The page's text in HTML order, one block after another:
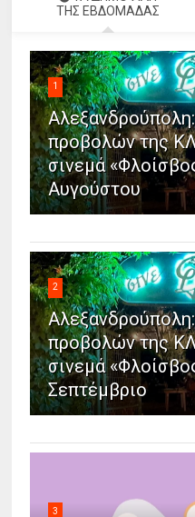
ΤΗΣ ΕΒΔΟΜΑΔΑΣ
1
προβολών της
σινεμά
Αυγούστου
2
προβολών της
σινεμά
Σεπτέμβριο
3